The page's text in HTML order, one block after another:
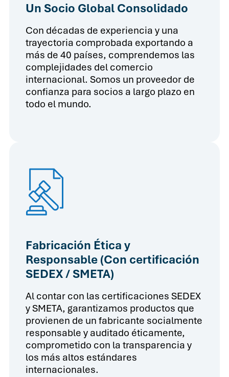
Un Socio Global Consolidado
Con décadas de experiencia y una
trayectoria comprobada exportando a
más de 40 países, comprendemos las
complejidades del comercio
internacional. Somos un proveedor de
confianza para socios a largo plazo en
todo el mundo.
Fabricación Ética y
Responsable (Con certificación
SEDEX / SMETA)
Al contar con las certificaciones SEDEX
y SMETA, garantizamos productos que
provienen de un fabricante socialmente
responsable y auditado éticamente,
comprometido con la transparencia y
los más altos estándares
internacionales.